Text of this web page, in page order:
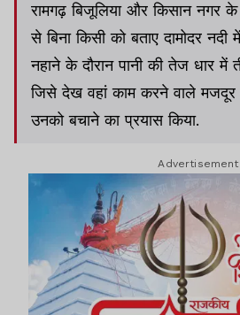
रामगढ़ बिजूलिया और किसान नगर
से बिना किसी को बताए दामोदर
नहाने के दौरान पानी की तेज धार में
जिसे देख वहां काम करने वाले मजदूर
उनको बचाने का प्रयास किया.
Advertisement